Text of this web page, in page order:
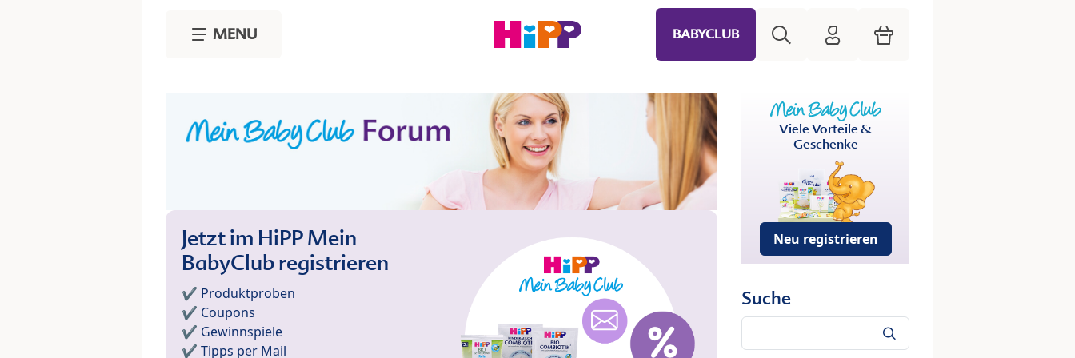
MENU BABYCLUB HiPP Mein Babyclub
Warenkorb
Jetzt im HiPP Mein
BabyClub registrieren
✔️ Produktproben
✔️ Coupons
✔️ Gewinnspiele
✔️ Tipps per Mail
Viele Vorteile &
Geschenke
Neu registrieren
Suche